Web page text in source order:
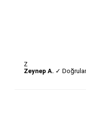
Z
Zeynep A. ✓